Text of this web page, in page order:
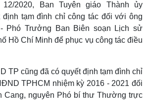
2020, Ban Tuyên giáo Thành ủy
định tạm đình chỉ công tác đối với ông
Phó Trưởng Ban Biên soạn Lịch sử
Hồ Chí Minh để phục vụ công tác điều
TP cũng đã có quyết định tạm đình chỉ
TPHCM nhiệm kỳ 2016 - 2021 đối
Cang, nguyên Phó bí thư Thường trực